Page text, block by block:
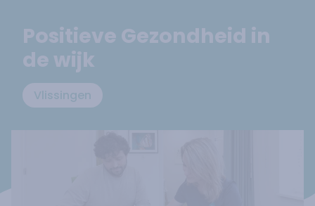
Positieve Gezondheid in
de wijk
Vlissingen